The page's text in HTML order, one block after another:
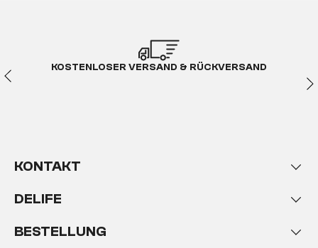
KOSTENLOSER VERSAND & RÜCKVERSAND
KONTAKT
DELIFE
BESTELLUNG